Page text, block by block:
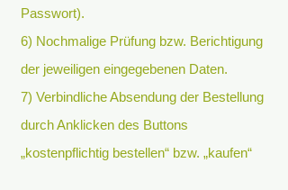
Passwort).
6) Nochmalige Prüfung bzw. Berichtigung
der jeweiligen eingegebenen Daten.
7) Verbindliche Absendung der Bestellung
durch Anklicken des Buttons
„kostenpflichtig bestellen“ bzw. „kaufen“